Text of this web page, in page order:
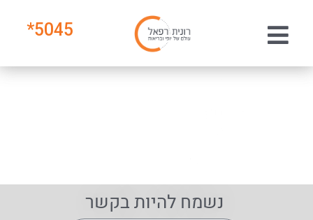
5045
*
נשמח להיות בקשר